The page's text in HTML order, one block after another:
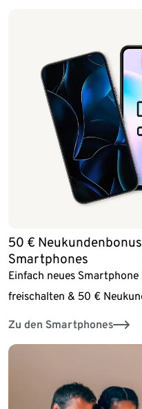
50 €
Smartphones
Einfach neues
freischalten & 50 €
Zu den Smartphones